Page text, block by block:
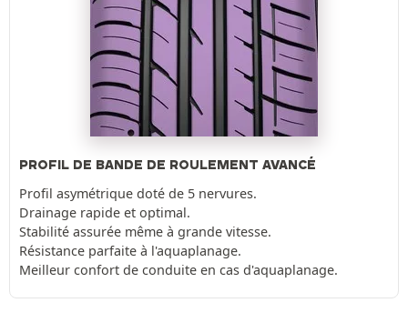
PROFIL DE BANDE DE ROULEMENT AVANCÉ
Profil asymétrique doté de 5 nervures.
Drainage rapide et optimal.
Stabilité assurée même à grande vitesse.
Résistance parfaite à l'aquaplanage.
Meilleur confort de conduite en cas d'aquaplanage.